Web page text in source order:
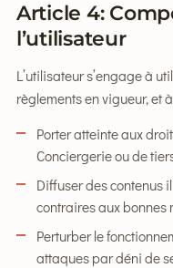
Article 4:
l’utilisateur
L’utilisateur s’engage à
règlements en vigueur, et
Porter atteinte aux
Conciergerie ou de
Diffuser des contenus
contraires aux
Perturber le
attaques par déni de